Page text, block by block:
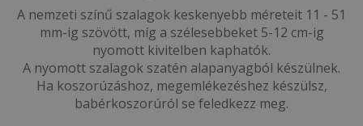
A nemzeti színű szalagok keskenyebb méreteit 11 - 51
mm-ig szövött, míg a szélesebbeket 5-12 cm-ig
nyomott kivitelben kaphatók.
A nyomott szalagok szatén alapanyagból készülnek.
Ha koszorúzáshoz, megemlékezéshez készülsz,
babérkoszorúról se feledkezz meg.